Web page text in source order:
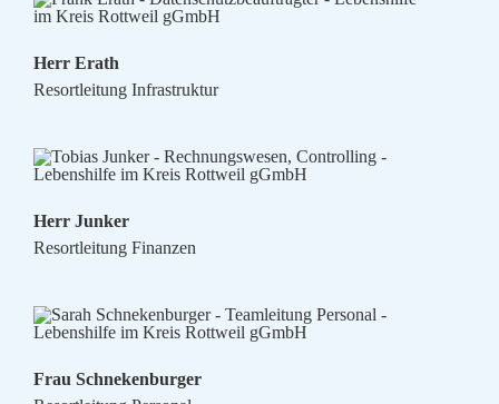
Herr Erath
Resortleitung Infrastruktur
Herr Junker
Resortleitung Finanzen
Frau Schnekenburger